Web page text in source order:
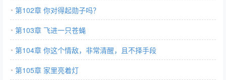
第102章 你对得起勋子吗？
第103章 飞进一只苍蝇
第104章 你这个情敌，非常清醒，且不择手段
第105章 家里亮着灯